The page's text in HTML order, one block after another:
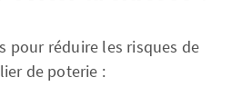
pour réduire les risques de
de poterie :